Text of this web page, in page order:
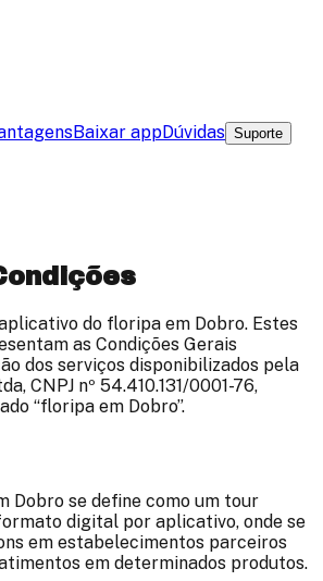
Baixar appDúvidas Suporte
do floripa em Dobro. Estes
as Condições Gerais
dos serviços disponibilizados pela
CNPJ nº 54.410.131/0001-76,
“floripa em Dobro”.
Dobro se define como um tour
digital por aplicativo, onde se
em estabelecimentos parceiros
em determinados produtos.